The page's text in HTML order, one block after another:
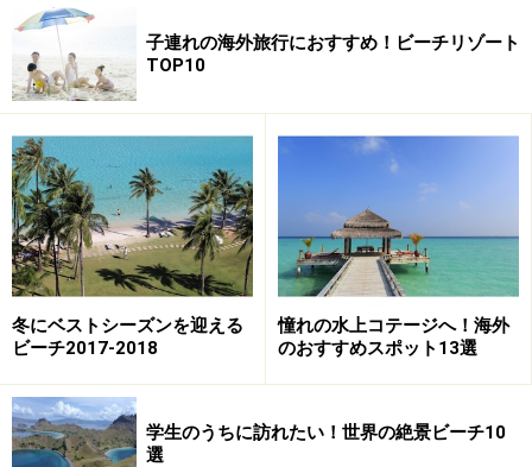
19世紀に英国のゴードン将軍がプララン島を訪れた際、
女性の腰のような形をした双子ヤシの実を見て、イブに
見立てました。そして双子ヤシの雄株の花も男性器のよ
うな形。また、双子ヤシは成長するのに15～20年の年月
がかかり、受粉後も実が熟するまでに７年もかかるそ
う。
女性の腰のような形をした双子ヤシ
どことなく人間っぽいところがありますよね。ゴードン
将軍はこの双子ヤシこそ、アダムとイブに違いないと確
信し、本国に報告。プララン島を保護したといいます。
子連れの海外旅行におすすめ！ビーチリゾート
TOP10
冬にベストシーズンを迎える
ビーチ2017-2018
憧れの水上コテージへ！海外
のおすすめスポット13選
学生のうちに訪れたい！世界の絶景ビーチ10
選